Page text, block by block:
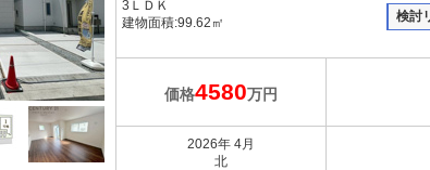
3ＬＤＫ
建物面積:99.62㎡
検討
価格4580万円
2026年 4月
北